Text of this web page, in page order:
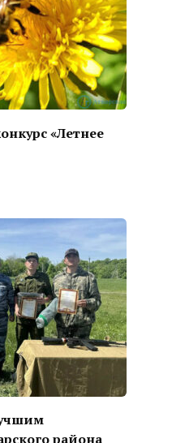
«Летнее
района